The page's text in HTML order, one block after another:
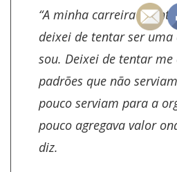
“A minha carreira
deixei de tentar ser uma
sou. Deixei de tentar
padrões que não
pouco serviam para a
pouco agregava valor
diz.